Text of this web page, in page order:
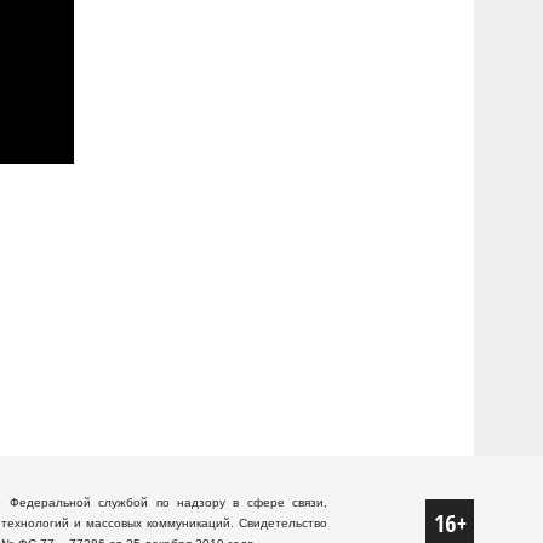
Федеральной службой по надзору в сфере связи,
и массовых коммуникаций. Свидетельство